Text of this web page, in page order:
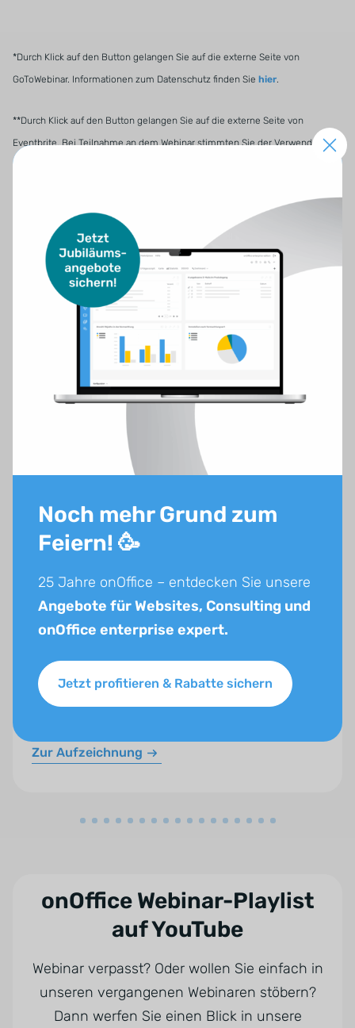
*Durch Klick auf den Button gelangen Sie auf die externe Seite von
GoToWebinar. Informationen zum Datenschutz finden Sie hier.
**Durch Klick auf den Button gelangen Sie auf die externe Seite von
Eventbrite. Bei Teilnahme an dem Webinar stimmten Sie der Verwendung
von GoToWebinar als virtuelle Konferenzplattform zu. Informationen zum
Vergangene Webinare
Keine Sorge – vorbei heißt nicht „verpasst“: Alle
kostenfreien Webinare werden aufgezeichnet.
Das onOffice Service-Portal: Der
Status quo, Roadmap & Ausblick
Dennis Frings&Ingo Krützen
Zur Aufzeichnung
onOffice Webinar-Playlist
auf YouTube
Webinar verpasst? Oder wollen Sie einfach in
unseren vergangenen Webinaren stöbern?
Dann werfen Sie einen Blick in unsere
Noch mehr Grund zum
Feiern! 🥳
25 Jahre onOffice – entdecken Sie unsere
Angebote für Websites, Consulting und
onOffice enterprise expert.
Jetzt profitieren & Rabatte sichern